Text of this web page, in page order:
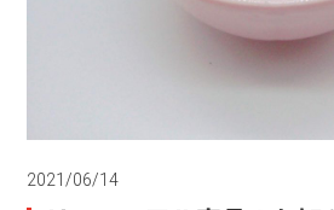
2021/06/14